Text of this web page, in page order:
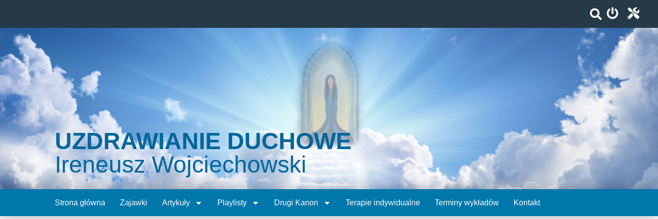
UZDRAWIANIE DUCHOWE
Ireneusz Wojciechowski
Strona główna Zajawki Artykuły Playlisty Drugi Kanon Terapie indywidualne Terminy wykładów Kontakt